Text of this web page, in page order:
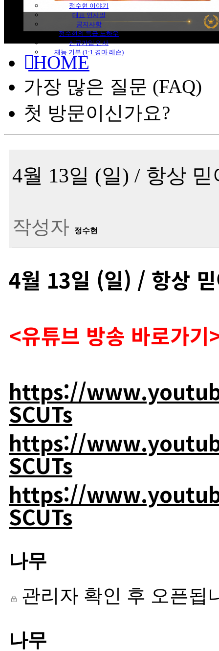
정수현 이야기
대표 인사말
공지사항
정수현의 특급 노하우
신규가입 인사
재능 기부 (1:1 경마 레슨)
HOME
가장 많은 질문 (FAQ)
첫 방문이신가요?
4월 13일 (일) / 항상
작성자 정수현
4월 13일 (일) / 항상
<유튜브 방송 바로가기
https://
SCUTs
https://
SCUTs
https://
SCUTs
나무
관리자 확인 후 오픈됩
나무